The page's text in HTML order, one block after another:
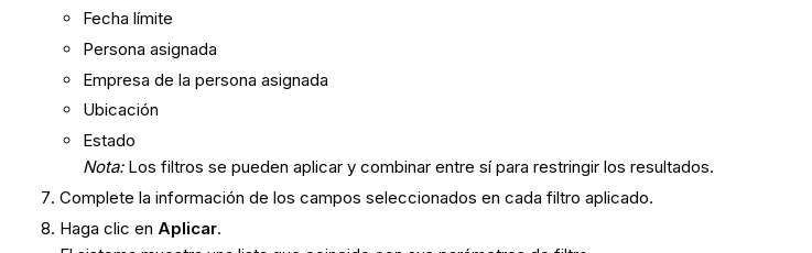
Fecha límite
Persona asignada
Empresa de la persona asignada
Ubicación
Estado
Nota: Los filtros se pueden aplicar y combinar entre sí para restringir los resultados.
Complete la información de los campos seleccionados en cada filtro aplicado.
Haga clic en Aplicar.